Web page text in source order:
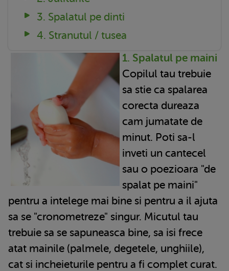
3. Spalatul pe dinti
4. Stranutul / tusea
1. Spalatul pe maini
Copilul tau trebuie
sa stie ca spalarea
corecta dureaza
cam jumatate de
minut. Poti sa-l
inveti un cantecel
sau o poezioara "de
spalat pe maini"
pentru a intelege mai bine si pentru a il ajuta
sa se "cronometreze" singur. Micutul tau
trebuie sa se sapuneasca bine, sa isi frece
atat mainile (palmele, degetele, unghiile),
cat si incheieturile pentru a fi complet curat.